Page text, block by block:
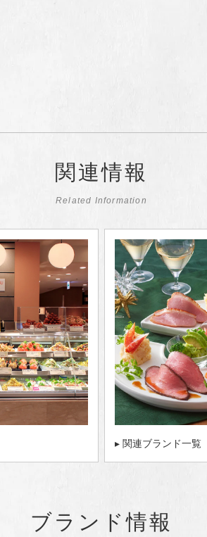
関連情報
Related Information
▸ 関連ブランド一覧
ブランド情報